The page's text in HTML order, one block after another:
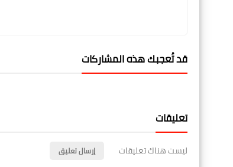
قد تُعجبك هذه المشاركات
تعليقات
ليست هناك تعليقات إرسال تعليق